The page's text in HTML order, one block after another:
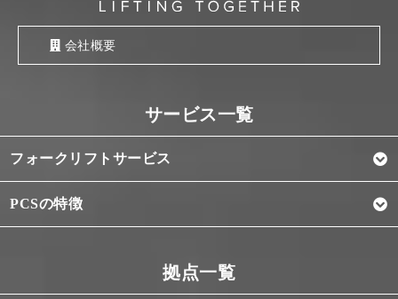
会社概要
フォークリフトサービス
PCSの特徴